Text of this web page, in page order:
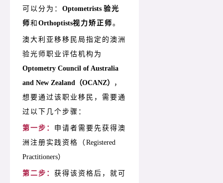
可以分为： Optometrists 验光
师和 Orthoptists视力矫正师。
澳大利亚移移民局指定的澳洲
验光师职业评估机构为
Optometry Council of Australia
and New Zealand（OCANZ）
，
想要通过该职业移民，需要通
过以下几个步骤：
第一步： 申请者需要先获得澳
洲注册实践资格（ Registered
Practitioners）
第二步： 获得该资格后，就可